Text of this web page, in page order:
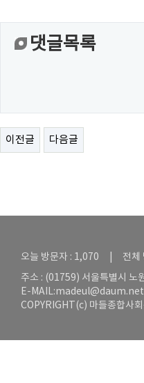
댓글목록
이전글 다음글
오늘 방문자 : 1,070 | 전체
주소 : (01759) 서울특별시 노
E-MAIL:madeul@daum.net
COPYRIGHT(c) 마들종합사